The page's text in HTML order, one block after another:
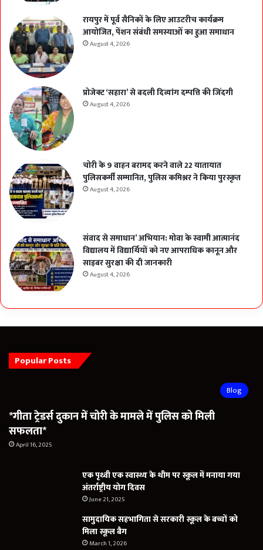
रायपुर में पूर्व सैनिकों के लिए आउटरीच कार्यक्रम
आयोजित, पेंशन संबंधी समस्याओं का हुआ समाधान
August 4, 2026
प्रोजेक्ट ‘सहारा’ से बदली दिव्यांग दम्पत्ति की जिंदगी
August 4, 2026
चोरी के 9 वाहन बरामद करने वाले 22 यातायात
पुलिसकर्मी सम्मानित, पुलिस कमिश्नर ने किया पुरस्कृत
August 4, 2026
संवाद से समाधान’ अभियान: मोवा के स्वामी आत्मानंद
विद्यालय में विद्यार्थियों को नए आपराधिक कानून और
साइबर सुरक्षा की दी जानकारी
August 4, 2026
Popular Posts
Blog
*गीता ट्रेडर्स दुकान में चोरी के मामले में पुलिस को मिली
सफलता*
April 16, 2025
एक पृथ्वी एक स्वास्थ्य के थीम पर स्कूल में मनाया गया
अंतर्राष्ट्रीय योग दिवस
June 21, 2025
सामुदायिक सहभागिता से सरकारी स्कूल के बच्चों को
मिला स्कूल बैग
March 1, 2026